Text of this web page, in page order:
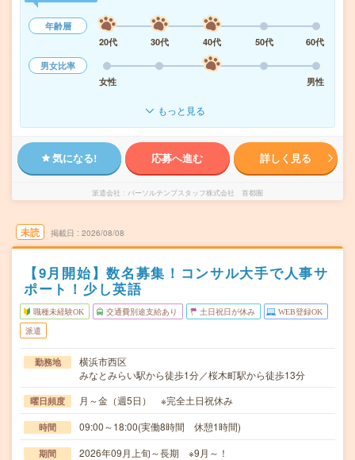
年齢層
20代
30代 40代 50代
60代
男女比率
女性
男性
もっと見る
気になる! 応募へ進む 詳しく見る
派遣会社 パーソルテンプスタッフ株式会社 首都圏
未読 掲載日 2026/08/08
【9月開始】数名募集！コンサル大手で人事サ
ポート！少し英語
職種未経験OK 交通費別途支給あり 土日祝日が休み WEB登録OK
派遣
勤務地
横浜市西区
みなとみらい駅から徒歩1分／桜木町駅から徒歩13分
曜日頻度 月～金（週5日） ※完全土日祝休み
時間 09:00～18:00(実働8時間 休憩1時間)
期間 2026年09月上旬～長期 ※9月～！